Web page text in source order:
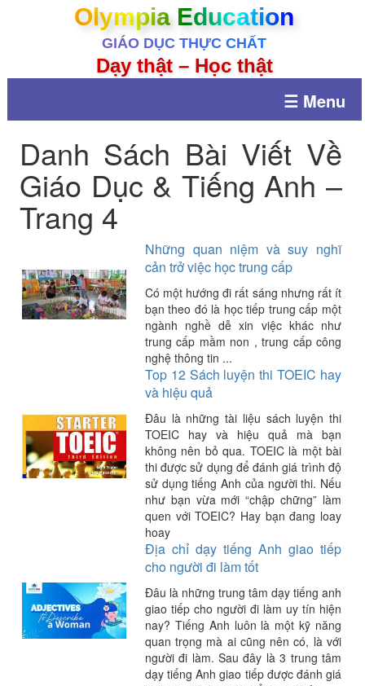
Olympia Education
GIÁO DỤC THỰC CHẤT
Dạy thật – Học thật
☰ Menu
Danh Sách Bài Viết Về
Giáo Dục & Tiếng Anh –
Trang 4
Những quan niệm và suy nghĩ
cản trở việc học trung cấp
Có một hướng đi rất sáng nhưng rất ít
bạn theo đó là học tiếp trung cấp một
ngành nghề dễ xin việc khác như
trung cấp mầm non , trung cấp công
nghệ thông tin ...
Top 12 Sách luyện thi TOEIC hay
và hiệu quả
Đâu là những tài liệu sách luyện thi
TOEIC hay và hiệu quả mà bạn
không nên bỏ qua. TOEIC là một bài
thi được sử dụng để đánh giá trình độ
sử dụng tiếng Anh của người thi. Nếu
như bạn vừa mới “chập chững” làm
quen với TOEIC? Hay bạn đang loay
hoay
Địa chỉ dạy tiếng Anh giao tiếp
cho người đi làm tốt
Đâu là những trung tâm dạy tiếng anh
giao tiếp cho người đi làm uy tín hiện
nay? Tiếng Anh luôn là một kỹ năng
quan trọng mà ai cũng nên có, là với
người đi làm. Sau đây là 3 trung tâm
dạy tiếng Anh giao tiếp được đánh giá